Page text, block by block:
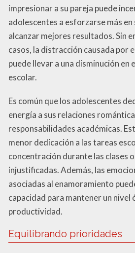
impresionar a su pareja puede
adolescentes a esforzarse más
alcanzar mejores resultados. Sin
casos, la distracción causada por
puede llevar a una disminución en
escolar.
Es común que los adolescentes
energía a sus relaciones
responsabilidades académicas.
menor dedicación a las tareas
concentración durante las clases
injustificadas. Además, las
asociadas al enamoramiento
capacidad para mantener un
productividad.
Equilibrando prioridades